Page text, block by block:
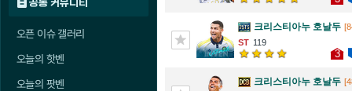
공통 커뮤니티
오픈 이슈 갤러리
오늘의 핫벤
오늘의 팟벤
크리스티아누 호날두
119
3
크리스티아누 호날두